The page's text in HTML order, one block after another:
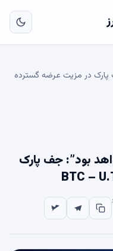
پارک در مزیت عرضه گسترده
بود”: جف پارک